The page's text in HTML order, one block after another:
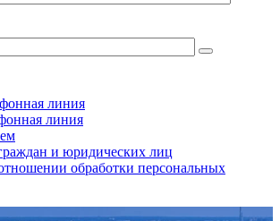
линия
линия
и юридических лиц
обработки персональных